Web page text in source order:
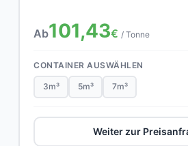
Ab101,43€ / Tonne
CONTAINER AUSWÄHLEN
3m³ 5m³ 7m³
Weiter zur